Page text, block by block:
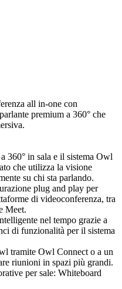
all in-one con
premium a 360° che
360° in sala e il sistema Owl
che utilizza la visione
su chi sta parlando.
plug and play per
di videoconferenza, tra
Meet.
nel tempo grazie a
di funzionalità per il sistema
tramite Owl Connect o a un
riunioni in spazi più grandi.
per sale: Whiteboard